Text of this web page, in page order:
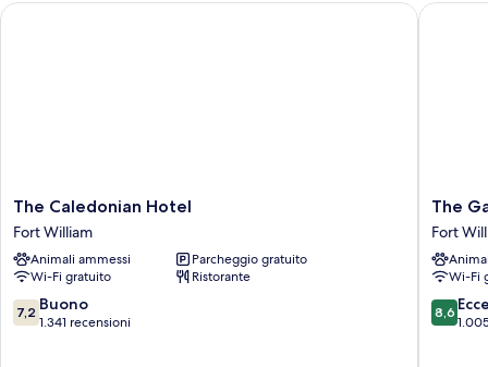
The
Caledonian
Hotel
Fort
William
The Caledonian Hotel
Fort William
Animali ammessi
Parcheggio gratuito
Wi-Fi gratuito
Ristorante
7.2
su
7,2 Buono
1.341 recensioni
The Caledonian Hotel
The
Garrison
Fort
William
The
Fort
Wi-Fi
8.6
su
8,6
The